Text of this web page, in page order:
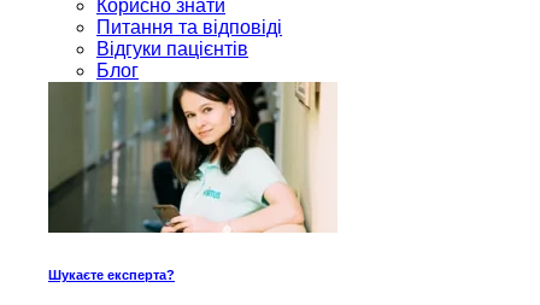
Корисно знати
Питання та відповіді
Відгуки пацієнтів
Блог
Шукаєте експерта?